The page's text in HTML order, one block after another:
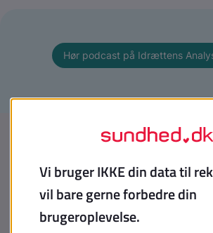
Hør podcast på Idrættens